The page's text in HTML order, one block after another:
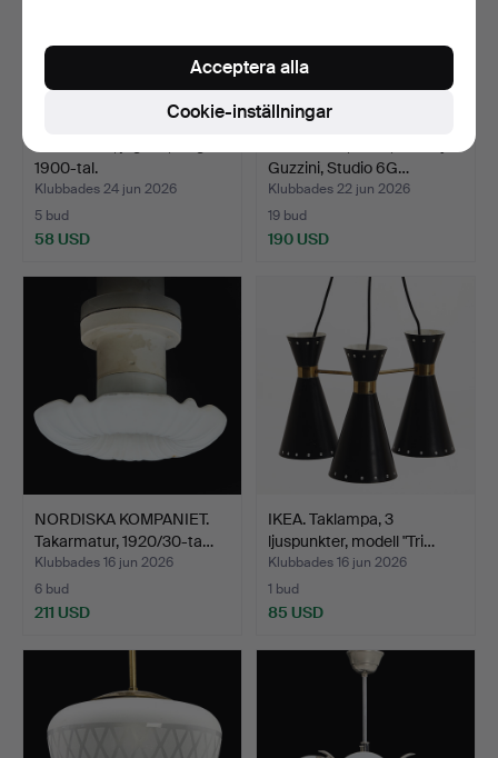
1900-tal.
Klubbades 24 jun 2026
5 bud
58 USD
Guzzini, Studio 6G…
Klubbades 22 jun 2026
19 bud
190 USD
NORDISKA KOMPANIET.
Takarmatur, 1920/30-ta…
Klubbades 16 jun 2026
6 bud
211 USD
IKEA. Taklampa, 3
ljuspunkter, modell "Tri…
Klubbades 16 jun 2026
1 bud
85 USD
Cookie-inställningar
Acceptera alla